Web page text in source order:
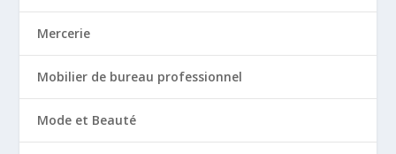
Mercerie
Mobilier de bureau professionnel
Mode et Beauté